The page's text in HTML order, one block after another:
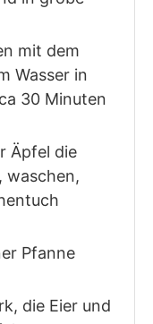
mit dem
Wasser in
30 Minuten
Äpfel die
waschen,
Pfanne
die Eier und